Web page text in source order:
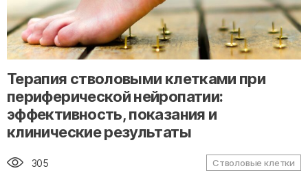
" alt="loading" class="img-responsive"/>
Терапия стволовыми клетками при
периферической нейропатии:
эффективность, показания и
клинические результаты
305 Стволовые клетки